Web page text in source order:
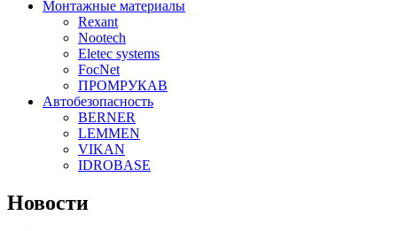
Монтажные материалы
Rexant
Nootech
Eletec systems
FocNet
ПРОМРУКАВ
Автобезопасность
BERNER
LEMMEN
VIKAN
IDROBASE
Новости